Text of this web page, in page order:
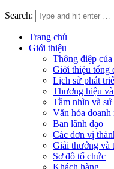
Search:
Trang chủ
Giới thiệu
Thông điệp
Giới thiệu tổng
Lịch sử phát
Thương hiệu
Tầm nhìn và sứ
Văn hóa doanh
Ban lãnh đạo
Các đơn vị
Giải thưởng và
Sơ đồ tổ chức
Khách hàng